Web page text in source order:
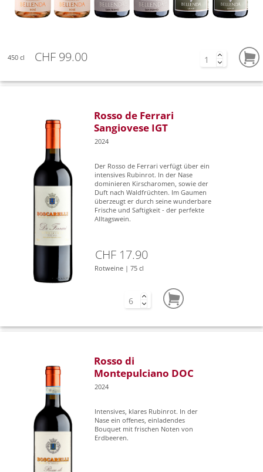
450 cl CHF 99.00
Rosso de Ferrari
Sangiovese IGT
2024
Der Rosso de Ferrari verfügt über ein
intensives Rubinrot. In der Nase
dominieren Kirscharomen, sowie der
Duft nach Waldfrüchten. Im Gaumen
überzeugt er durch seine wunderbare
Frische und Saftigkeit - der perfekte
Alltagswein.
CHF 17.90
Rotweine | 75 cl
Rosso di
Montepulciano DOC
2024
Intensives, klares Rubinrot. In der
Nase ein offenes, einladendes
Bouquet mit frischen Noten von
Erdbeeren.